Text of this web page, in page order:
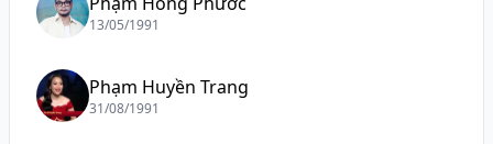
13/05/1991
Phạm Huyền Trang
31/08/1991